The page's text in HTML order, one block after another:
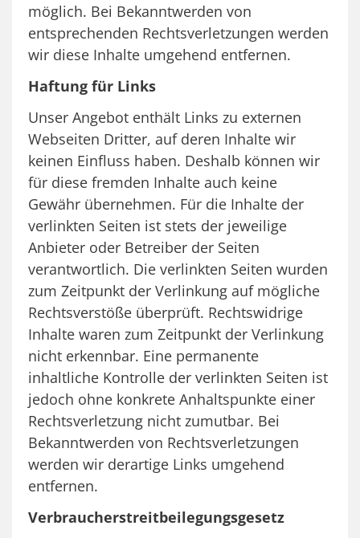
möglich. Bei Bekanntwerden von
entsprechenden Rechtsverletzungen werden
wir diese Inhalte umgehend entfernen.
Haftung für Links
Unser Angebot enthält Links zu externen
Webseiten Dritter, auf deren Inhalte wir
keinen Einfluss haben. Deshalb können wir
für diese fremden Inhalte auch keine
Gewähr übernehmen. Für die Inhalte der
verlinkten Seiten ist stets der jeweilige
Anbieter oder Betreiber der Seiten
verantwortlich. Die verlinkten Seiten wurden
zum Zeitpunkt der Verlinkung auf mögliche
Rechtsverstöße überprüft. Rechtswidrige
Inhalte waren zum Zeitpunkt der Verlinkung
nicht erkennbar. Eine permanente
inhaltliche Kontrolle der verlinkten Seiten ist
jedoch ohne konkrete Anhaltspunkte einer
Rechtsverletzung nicht zumutbar. Bei
Bekanntwerden von Rechtsverletzungen
werden wir derartige Links umgehend
entfernen.
Verbraucherstreitbeilegungsgesetz